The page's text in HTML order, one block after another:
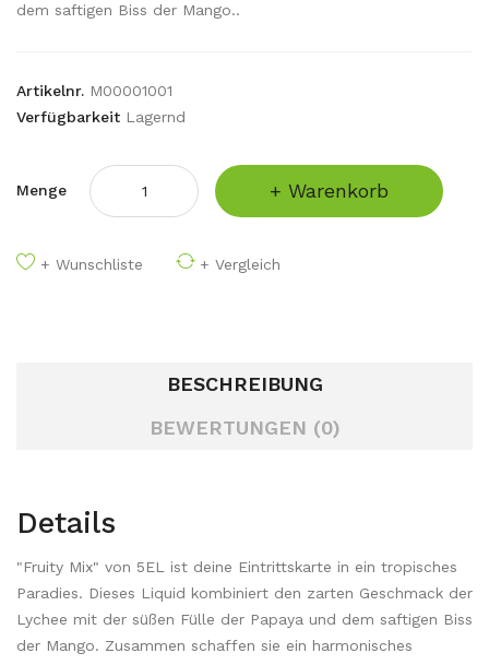
dem saftigen Biss der Mango..
Artikelnr. M00001001
Verfügbarkeit Lagernd
Menge + Warenkorb
+ Wunschliste + Vergleich
BESCHREIBUNG
BEWERTUNGEN (0)
Details
"Fruity Mix" von 5EL ist deine Eintrittskarte in ein tropisches
Paradies. Dieses Liquid kombiniert den zarten Geschmack der
Lychee mit der süßen Fülle der Papaya und dem saftigen Biss
der Mango. Zusammen schaffen sie ein harmonisches